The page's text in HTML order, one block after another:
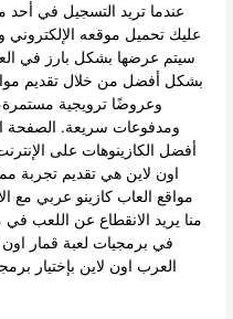
عندما تريد التسجيل في أحد
عليك تحميل موقعه الإلكتروني
سيتم عرضها بشكل بارز في
بشكل أفضل من خلال تقديم
وعروضًا ترويجية
ومدفوعات سريعة. الصفحة
أفضل الكازينوهات على
اون لاين هي تقديم تجربة
مواقع العاب كازينو عربي مع
منا يريد الانقطاع عن اللعب
في برمجيات لعبة قمار اون
العرب اون لاين بإختيار